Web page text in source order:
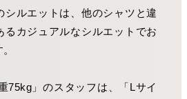
シルエットは、他のシャツと違
るカジュアルなシルエットでお
75kg」のスタッフは、「Lサイ